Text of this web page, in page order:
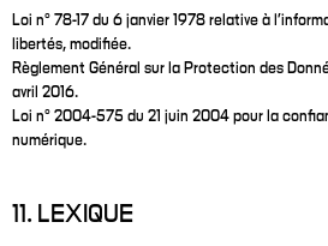
Loi n° 78-17 du 6 janvier 1978 relative à
libertés, modifiée.
Règlement Général sur la Protection des
avril 2016.
Loi n° 2004-575 du 21 juin 2004 pour la
numérique.
11. LEXIQUE